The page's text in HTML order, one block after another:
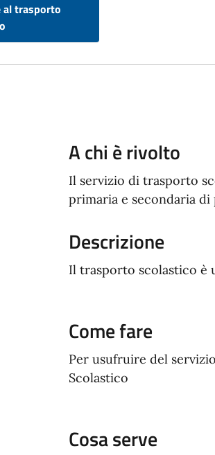
al trasporto
A chi è rivolto
Il servizio di trasporto
primaria e secondaria
Descrizione
Il trasporto scolastico è
Come fare
Per usufruire del
Scolastico
Cosa serve